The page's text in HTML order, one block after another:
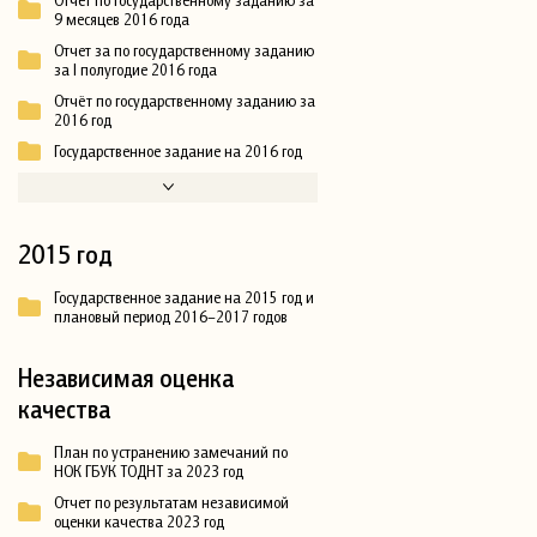
9 месяцев 2016 года
Отчет за по государственному заданию
за I полугодие 2016 года
Отчёт по государственному заданию за
2016 год
Государственное задание на 2016 год
2015 год
Государственное задание на 2015 год и
плановый период 2016–2017 годов
Независимая оценка
качества
План по устранению замечаний по
НОК ГБУК ТОДНТ за 2023 год
Отчет по результатам независимой
оценки качества 2023 год